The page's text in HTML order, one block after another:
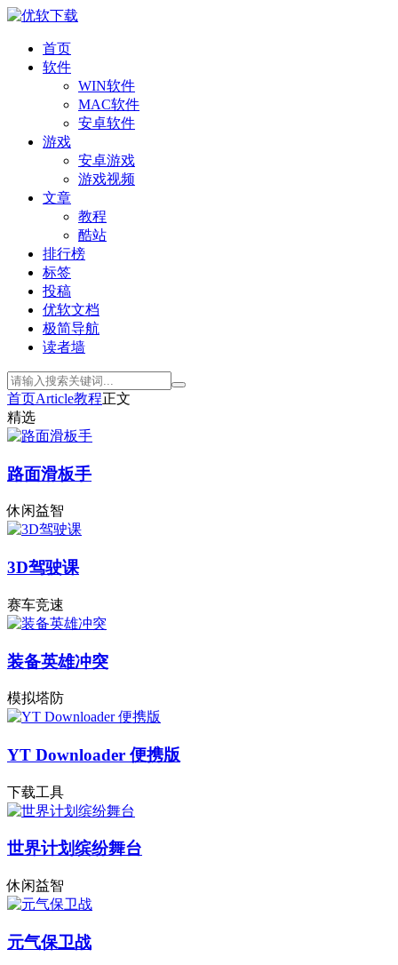
首页
软件
WIN软件
MAC软件
安卓软件
游戏
安卓游戏
游戏视频
文章
教程
酷站
排行榜
标签
投稿
优软文档
极简导航
读者墙
首页Article教程正文
精选
路面滑板手
休闲益智
3D驾驶课
赛车竞速
装备英雄冲突
模拟塔防
YT Downloader 便携版
下载工具
世界计划缤纷舞台
休闲益智
元气保卫战